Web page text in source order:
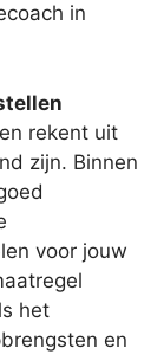
in
rekent uit
zijn. Binnen
voor jouw
het
en